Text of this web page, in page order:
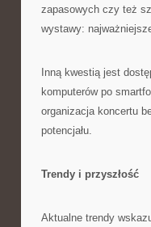
zapasowych czy też
wystawy:
Inną kwestią jest
komputerów po
organizacja koncertu
potencjału.
Trendy i przyszłość
Aktualne trendy